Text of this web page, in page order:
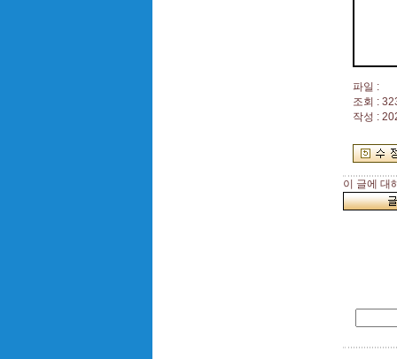
파일 :
조회 :
작성 :
이 글에 대